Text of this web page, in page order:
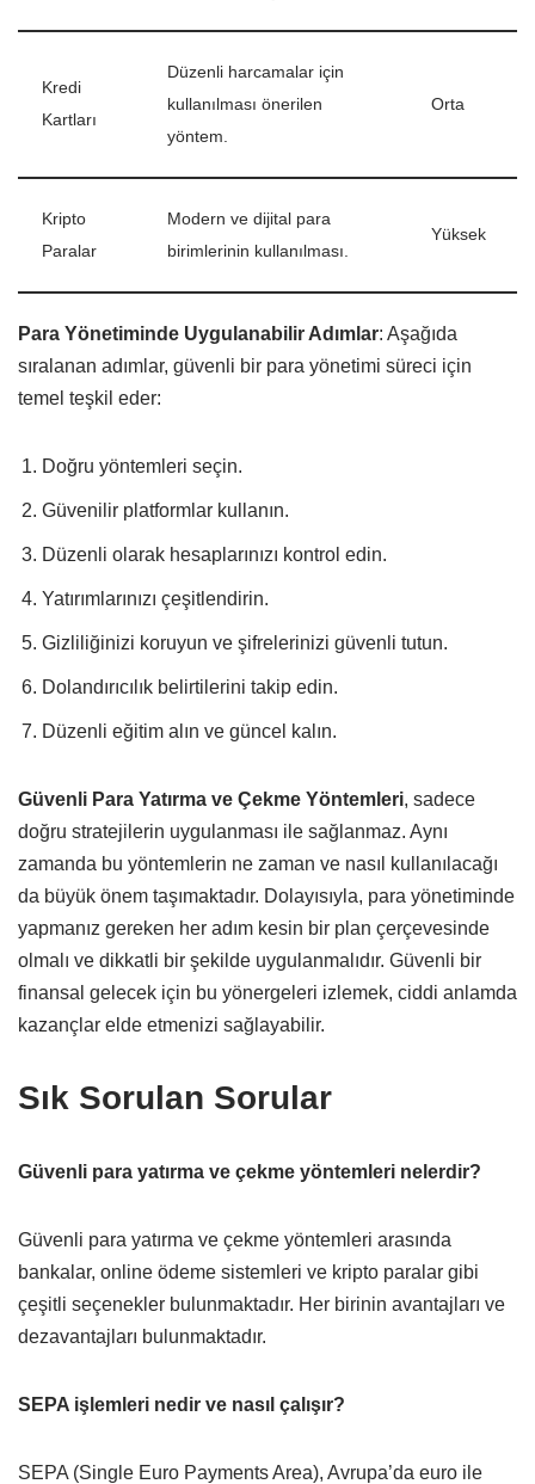
Kredi
Kartları
Düzenli harcamalar için
kullanılması önerilen
yöntem.
Orta
Kripto
Paralar
Modern ve dijital para
birimlerinin kullanılması.
Yüksek
Para Yönetiminde Uygulanabilir Adımlar: Aşağıda
sıralanan adımlar, güvenli bir para yönetimi süreci için
temel teşkil eder:
Doğru yöntemleri seçin.
Güvenilir platformlar kullanın.
Düzenli olarak hesaplarınızı kontrol edin.
Yatırımlarınızı çeşitlendirin.
Gizliliğinizi koruyun ve şifrelerinizi güvenli tutun.
Dolandırıcılık belirtilerini takip edin.
Düzenli eğitim alın ve güncel kalın.
Güvenli Para Yatırma ve Çekme Yöntemleri, sadece
doğru stratejilerin uygulanması ile sağlanmaz. Aynı
zamanda bu yöntemlerin ne zaman ve nasıl kullanılacağı
da büyük önem taşımaktadır. Dolayısıyla, para yönetiminde
yapmanız gereken her adım kesin bir plan çerçevesinde
olmalı ve dikkatli bir şekilde uygulanmalıdır. Güvenli bir
finansal gelecek için bu yönergeleri izlemek, ciddi anlamda
kazançlar elde etmenizi sağlayabilir.
Sık Sorulan Sorular
Güvenli para yatırma ve çekme yöntemleri nelerdir?
Güvenli para yatırma ve çekme yöntemleri arasında
bankalar, online ödeme sistemleri ve kripto paralar gibi
çeşitli seçenekler bulunmaktadır. Her birinin avantajları ve
dezavantajları bulunmaktadır.
SEPA işlemleri nedir ve nasıl çalışır?
SEPA (Single Euro Payments Area), Avrupa’da euro ile